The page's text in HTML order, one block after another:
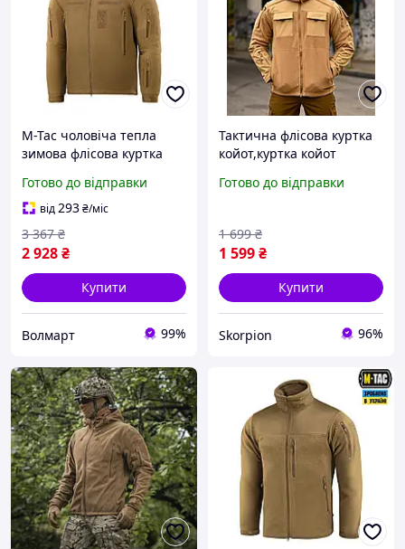
M-Tac чоловіча тепла
зимова флісова куртка
та капюшоном
Готово до відправки
від293₴/міс
2 928₴
3 367 ₴
Купити
Волмарт 99%
Тактична флісова куртка
койот,куртка койот
койот,чоловіча флісова
Готово до відправки
1 599₴
1 699 ₴
Купити
Skorpion 96%